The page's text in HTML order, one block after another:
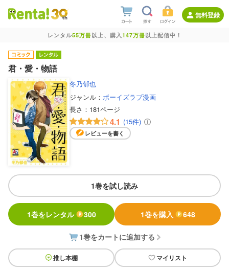
無料登録
レンタル55万冊以上、購入147万冊以上配信中！
君・愛・物語
冬乃郁也
ジャンル： ボーイズラブ漫画
長さ： 181ページ
4.1 (15件)
レビューを書く
1巻を試し読み
1巻をレンタル 300 1巻を購入 648
1巻をカートに追加する
推し本棚 マイリスト